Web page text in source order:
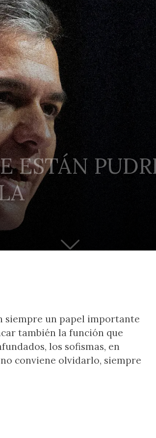
ESTÁN
siempre un papel importante
también la función que
los sofismas, en
conviene olvidarlo, siempre